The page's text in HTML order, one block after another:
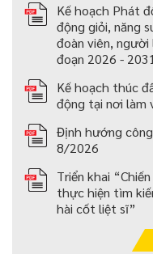
Kế hoạch Phát
động giỏi, năng
đoàn viên, người
đoạn 2026 - 2031
Kế hoạch thúc
động tại nơi làm
Định hướng
8/2026
Triển khai
thực hiện tìm
hài cốt liệt sĩ”